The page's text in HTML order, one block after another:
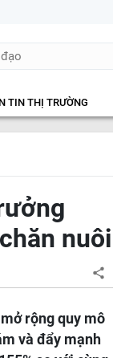
TIN THỊ TRƯỜNG
nuôi
rộng quy mô
và đẩy mạnh